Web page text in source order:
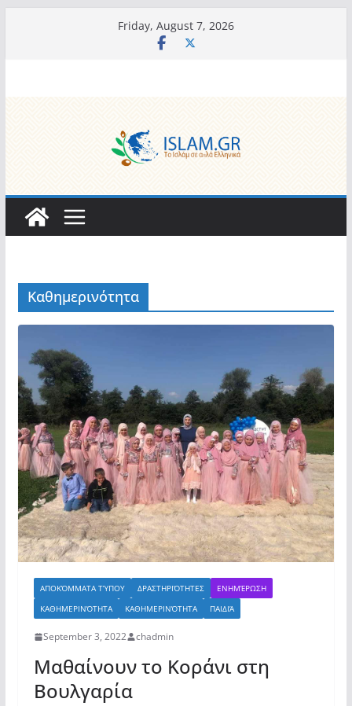
Friday, August 7, 2026
Καθημερινότητα
ΑΠΟΚΌΜΜΑΤΑ ΤΎΠΟΥ ΔΡΑΣΤΗΡΙΌΤΗΤΕΣ
ΕΝΗΜΈΡΩΣΗ
ΚΑΘΗΜΕΡΙΝΌΤΗΤΑ
ΚΑΘΗΜΕΡΙΝΌΤΗΤΑ ΠΑΙΔΙΆ
September 3, 2022 chadmin
Μαθαίνουν το Κοράνι στη
Βουλγαρία